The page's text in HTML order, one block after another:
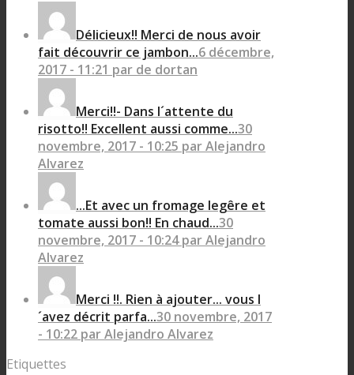
Délicieux!! Merci de nous avoir
fait découvrir ce jambon...6 décembre,
2017 - 11:21 par de dortan
Merci!!- Dans l´attente du
risotto!! Excellent aussi comme...30
novembre, 2017 - 10:25 par Alejandro
Alvarez
...Et avec un fromage legêre et
tomate aussi bon!! En chaud...30
novembre, 2017 - 10:24 par Alejandro
Alvarez
Merci !!. Rien à ajouter... vous l
´avez décrit parfa...30 novembre, 2017
- 10:22 par Alejandro Alvarez
Etiquettes